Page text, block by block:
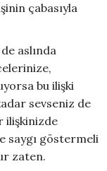
çabasıyla
aslında
bu ilişki
sevseniz de
ilişkinizde
saygı göstermeli
zaten.